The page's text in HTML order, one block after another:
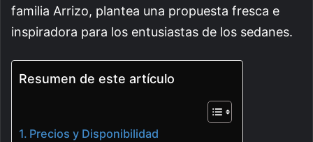
familia Arrizo, plantea una propuesta fresca e
inspiradora para los entusiastas de los sedanes.
Resumen de este artículo
Precios y Disponibilidad